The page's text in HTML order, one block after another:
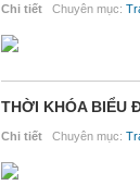
Chi tiết Chuyên mục:
THỜI KHÓA BIỂU
Chi tiết Chuyên mục: